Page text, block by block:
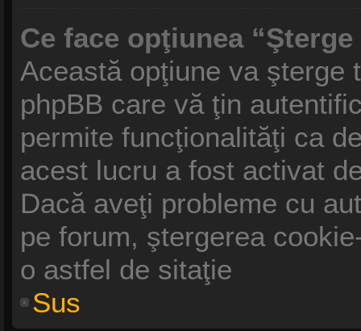
Ce face opţiunea
Această opţiune va şterge
phpBB care vă ţin
permite funcţionalităţi ca
acest lucru a fost activat
Dacă aveţi probleme cu
pe forum, ştergerea
o astfel de sitaţie
Sus